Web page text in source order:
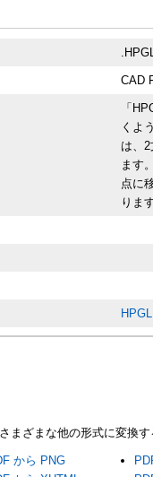
CAD
「
くよ
は、
ます
点に
りま
まざまな他の形式に変換
から PNG